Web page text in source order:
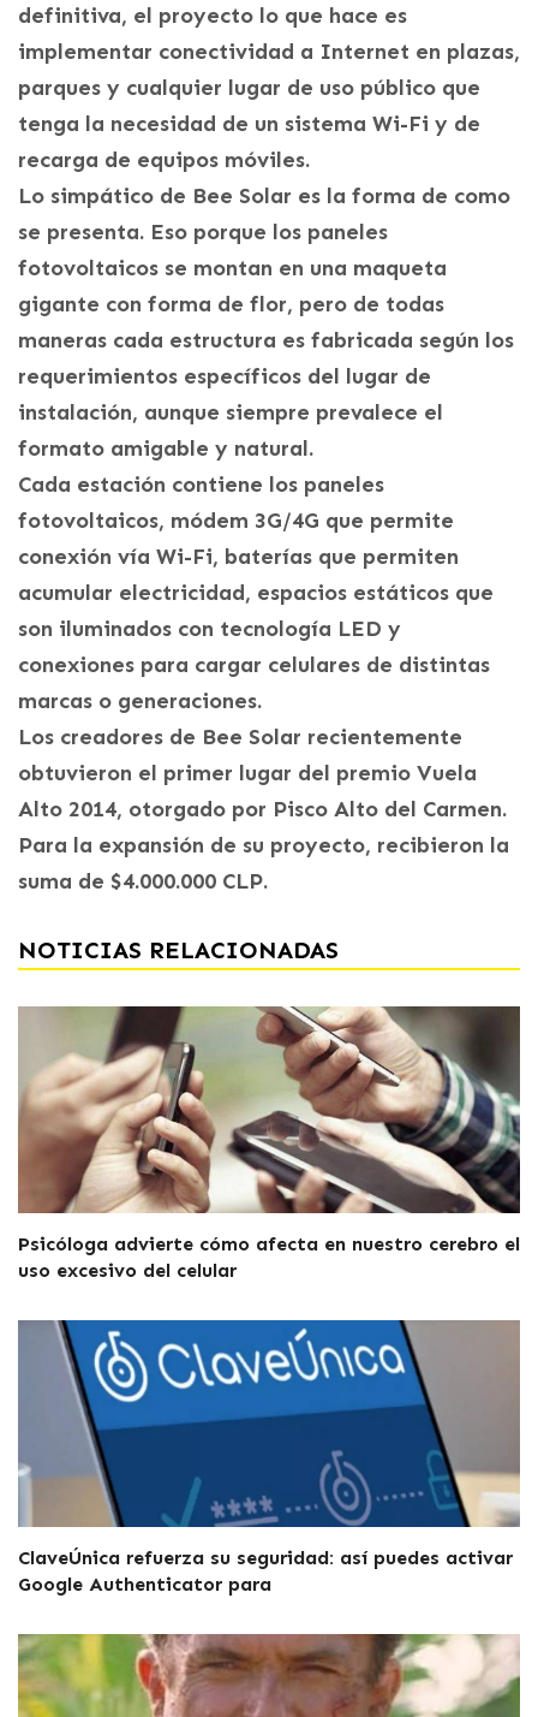
definitiva, el proyecto lo que hace es
implementar conectividad a Internet en plazas,
parques y cualquier lugar de uso público que
tenga la necesidad de un sistema Wi-Fi y de
recarga de equipos móviles.
Lo simpático de Bee Solar es la forma de como
se presenta. Eso porque los paneles
fotovoltaicos se montan en una maqueta
gigante con forma de flor, pero de todas
maneras cada estructura es fabricada según los
requerimientos específicos del lugar de
instalación, aunque siempre prevalece el
formato amigable y natural.
Cada estación contiene los paneles
fotovoltaicos, módem 3G/4G que permite
conexión vía Wi-Fi, baterías que permiten
acumular electricidad, espacios estáticos que
son iluminados con tecnología LED y
conexiones para cargar celulares de distintas
marcas o generaciones.
Los creadores de Bee Solar recientemente
obtuvieron el primer lugar del premio Vuela
Alto 2014, otorgado por Pisco Alto del Carmen.
Para la expansión de su proyecto, recibieron la
suma de $4.000.000 CLP.
NOTICIAS RELACIONADAS
Psicóloga advierte cómo afecta en nuestro cerebro el
uso excesivo del celular
ClaveÚnica refuerza su seguridad: así puedes activar
Google Authenticator para